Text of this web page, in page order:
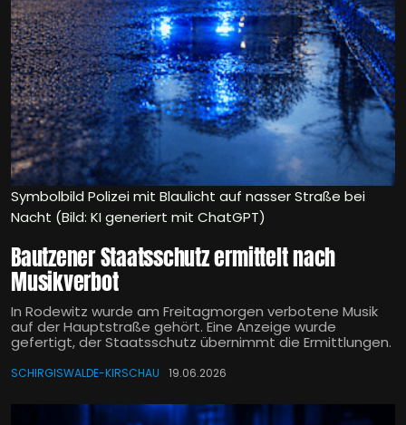
Symbolbild Polizei mit Blaulicht auf nasser Straße bei
Nacht (Bild: KI generiert mit ChatGPT)
Bautzener Staatsschutz ermittelt nach
Musikverbot
In Rodewitz wurde am Freitagmorgen verbotene Musik
auf der Hauptstraße gehört. Eine Anzeige wurde
gefertigt, der Staatsschutz übernimmt die Ermittlungen.
SCHIRGISWALDE-KIRSCHAU 19.06.2026